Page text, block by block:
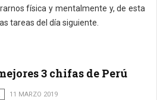
física y mentalmente y, de esta
tareas del día siguiente.
3 chifas de Perú
11 MARZO 2019